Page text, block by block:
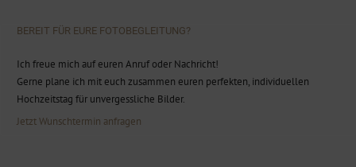
BEREIT FÜR EURE FOTOBEGLEITUNG?
Ich freue mich auf euren Anruf oder Nachricht!
Gerne plane ich mit euch zusammen euren perfekten, individuellen
Hochzeitstag für unvergessliche Bilder.
Jetzt Wunschtermin anfragen